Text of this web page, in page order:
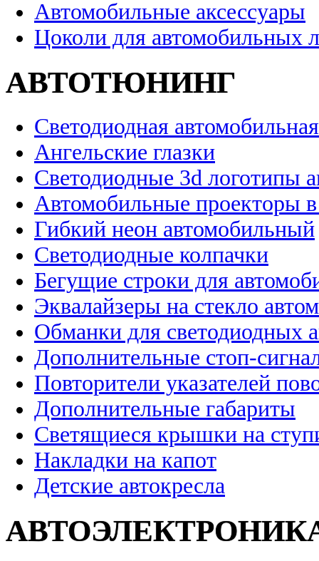
Автомобильные аксессуары
Цоколи для автомобильных
АВТОТЮНИНГ
Светодиодная
Ангельские глазки
Светодиодные 3d логотипы
Автомобильные проекторы
Гибкий неон автомобильный
Светодиодные колпачки
Бегущие строки для
Эквалайзеры на стекло
Обманки для светодиодных
Дополнительные стоп-
Повторители указателей
Дополнительные габариты
Светящиеся крышки на
Накладки на капот
Детские автокресла